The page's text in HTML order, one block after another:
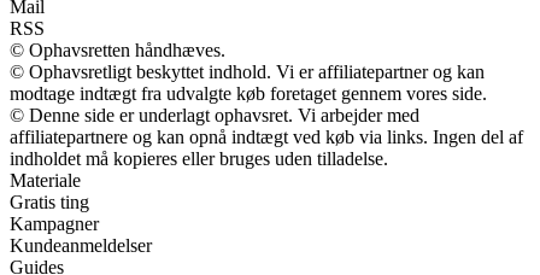
Mail
RSS
© Ophavsretten håndhæves.
© Ophavsretligt beskyttet indhold. Vi er affiliatepartner og kan
modtage indtægt fra udvalgte køb foretaget gennem vores side.
© Denne side er underlagt ophavsret. Vi arbejder med
affiliatepartnere og kan opnå indtægt ved køb via links. Ingen del af
indholdet må kopieres eller bruges uden tilladelse.
Materiale
Gratis ting
Kampagner
Kundeanmeldelser
Guides